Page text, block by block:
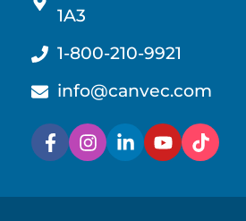
1A3
1-800-210-9921
info@canvec.com